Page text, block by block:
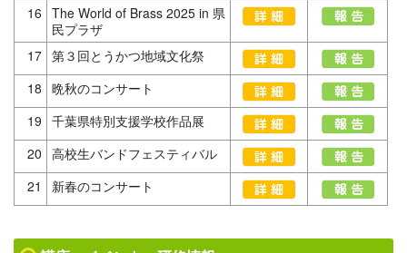
16 The World of Brass 2025 in 県
民プラザ
17 第３回とうかつ地域文化祭
18 晩秋のコンサート
19 千葉県特別支援学校作品展
20 高校生バンドフェスティバル
21
新春のコンサート